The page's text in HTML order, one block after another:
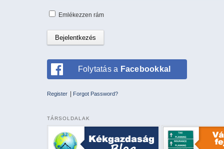
Emlékezzen rám
Folytatás a Facebookkal
Register Forgot Password?
TÁRSOLDALAK